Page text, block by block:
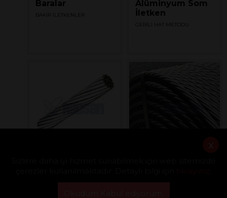
Baralar
BAKIR İLETKENLER
Alüminyum Som
İletken
GERİLİ HAT METODU
GERİLİ HAT METODU